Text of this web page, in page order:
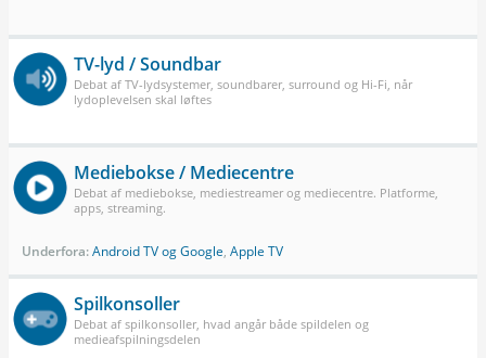
TV-lyd / Soundbar
Debat af TV-lydsystemer, soundbarer, surround og Hi-Fi, når
lydoplevelsen skal løftes
Mediebokse / Mediecentre
Debat af mediebokse, mediestreamer og mediecentre. Platforme,
apps, streaming.
Underfora:Android TV og Google, Apple TV
Spilkonsoller
Debat af spilkonsoller, hvad angår både spildelen og
medieafspilningsdelen